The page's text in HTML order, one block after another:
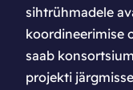
sihtrühmadele
koordineerimise
saab
projekti